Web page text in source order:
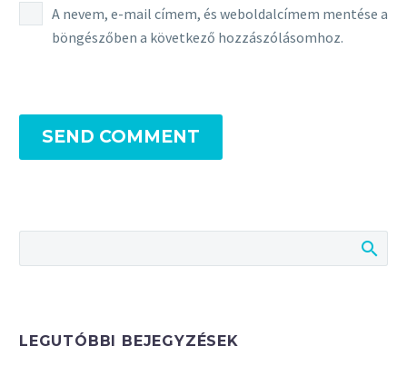
A nevem, e-mail címem, és weboldalcímem mentése a
böngészőben a következő hozzászólásomhoz.
SEND COMMENT
LEGUTÓBBI BEJEGYZÉSEK